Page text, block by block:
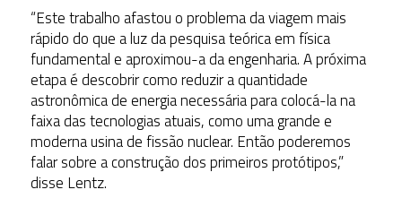
“Este trabalho afastou o problema da viagem mais
rápido do que a luz da pesquisa teórica em física
fundamental e aproximou-a da engenharia. A próxima
etapa é descobrir como reduzir a quantidade
astronômica de energia necessária para colocá-la na
faixa das tecnologias atuais, como uma grande e
moderna usina de fissão nuclear. Então poderemos
falar sobre a construção dos primeiros protótipos,”
disse Lentz.